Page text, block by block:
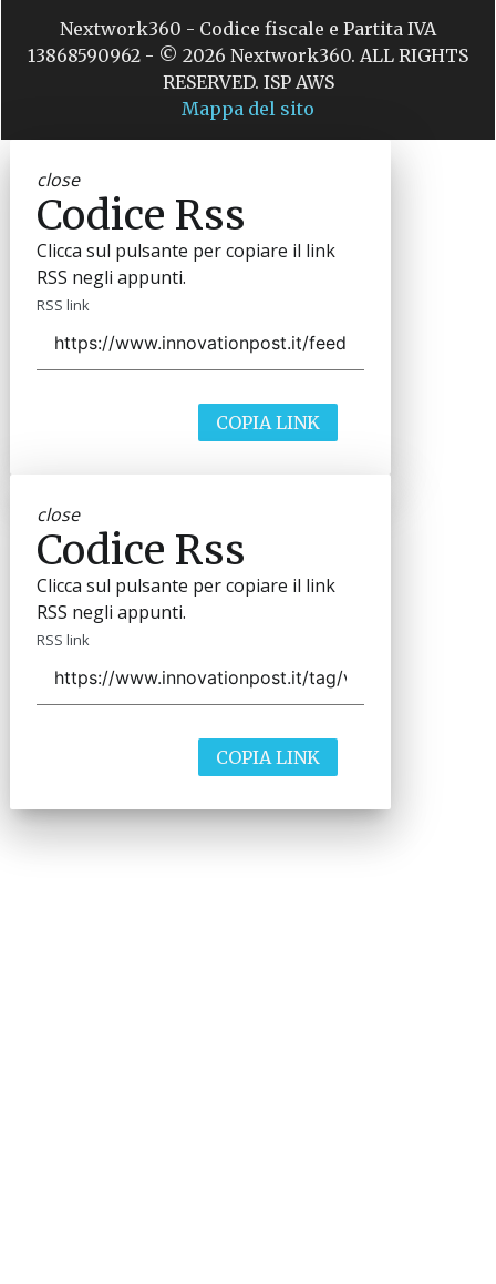
Nextwork360 - Codice fiscale e Partita IVA
13868590962 - © 2026 Nextwork360. ALL RIGHTS
RESERVED. ISP AWS
Mappa del sito
close
Codice Rss
Clicca sul pulsante per copiare il link
RSS negli appunti.
RSS link
COPIA LINK
close
Codice Rss
Clicca sul pulsante per copiare il link
RSS negli appunti.
RSS link
COPIA LINK